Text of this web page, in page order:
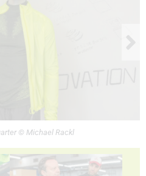
© Michael Rackl